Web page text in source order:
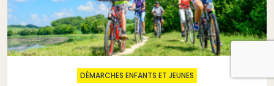
DÉMARCHES ENFANTS ET JEUNES